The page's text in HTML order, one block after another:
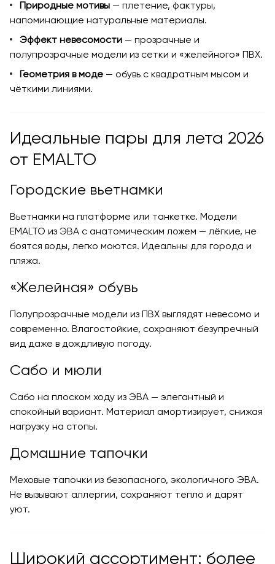
Природные мотивы — плетение, фактуры,
напоминающие натуральные материалы.
Эффект невесомости — прозрачные и
полупрозрачные модели из сетки и «желейного» ПВХ.
Геометрия в моде — обувь с квадратным мысом и
чёткими линиями.
Идеальные пары для лета 2026
от EMALTO
Городские вьетнамки
Вьетнамки на платформе или танкетке. Модели
EMALTO из ЭВА с анатомическим ложем — лёгкие, не
боятся воды, легко моются. Идеальны для города и
пляжа.
«Желейная» обувь
Полупрозрачные модели из ПВХ выглядят невесомо и
современно. Влагостойкие, сохраняют безупречный
вид даже в дождливую погоду.
Сабо и мюли
Сабо на плоском ходу из ЭВА — элегантный и
спокойный вариант. Материал амортизирует, снижая
нагрузку на стопы.
Домашние тапочки
Меховые тапочки из безопасного, экологичного ЭВА.
Не вызывают аллергии, сохраняют тепло и дарят
уют.
Широкий ассортимент: более